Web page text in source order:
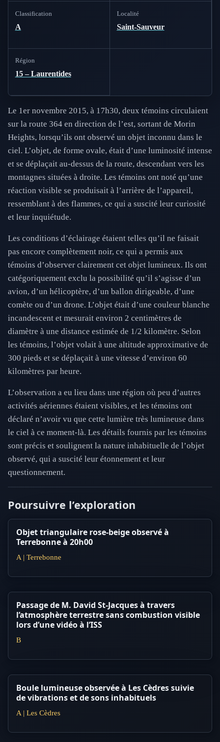
Classification
A
Localité
Saint-Sauveur
Région
15 – Laurentides
Le 1er novembre 2015, à 17h30, deux témoins circulaient
sur la route 364 en direction de l’est, sortant de Morin
Heights, lorsqu’ils ont observé un objet inconnu dans le
ciel. L’objet, de forme ovale, était d’une luminosité intense
et se déplaçait au-dessus de la route, descendant vers les
montagnes situées à droite. Les témoins ont noté qu’une
réaction visible se produisait à l’arrière de l’appareil,
ressemblant à des flammes, ce qui a suscité leur curiosité
et leur inquiétude.
Les conditions d’éclairage étaient telles qu’il ne faisait
pas encore complètement noir, ce qui a permis aux
témoins d’observer clairement cet objet lumineux. Ils ont
catégoriquement exclu la possibilité qu’il s’agisse d’un
avion, d’un hélicoptère, d’un ballon dirigeable, d’une
comète ou d’un drone. L’objet était d’une couleur blanche
incandescent et mesurait environ 2 centimètres de
diamètre à une distance estimée de 1/2 kilomètre. Selon
les témoins, l’objet volait à une altitude approximative de
300 pieds et se déplaçait à une vitesse d’environ 60
kilomètres par heure.
L’observation a eu lieu dans une région où peu d’autres
activités aériennes étaient visibles, et les témoins ont
déclaré n’avoir vu que cette lumière très lumineuse dans
le ciel à ce moment-là. Les détails fournis par les témoins
sont précis et soulignent la nature inhabituelle de l’objet
observé, qui a suscité leur étonnement et leur
questionnement.
Poursuivre l’exploration
Objet triangulaire rose-beige observé à
Terrebonne à 20h00
A | Terrebonne
Passage de M. David St-Jacques à travers
l’atmosphère terrestre sans combustion visible
lors d’une vidéo à l’ISS
B
Boule lumineuse observée à Les Cèdres suivie
de vibrations et de sons inhabituels
A | Les Cèdres